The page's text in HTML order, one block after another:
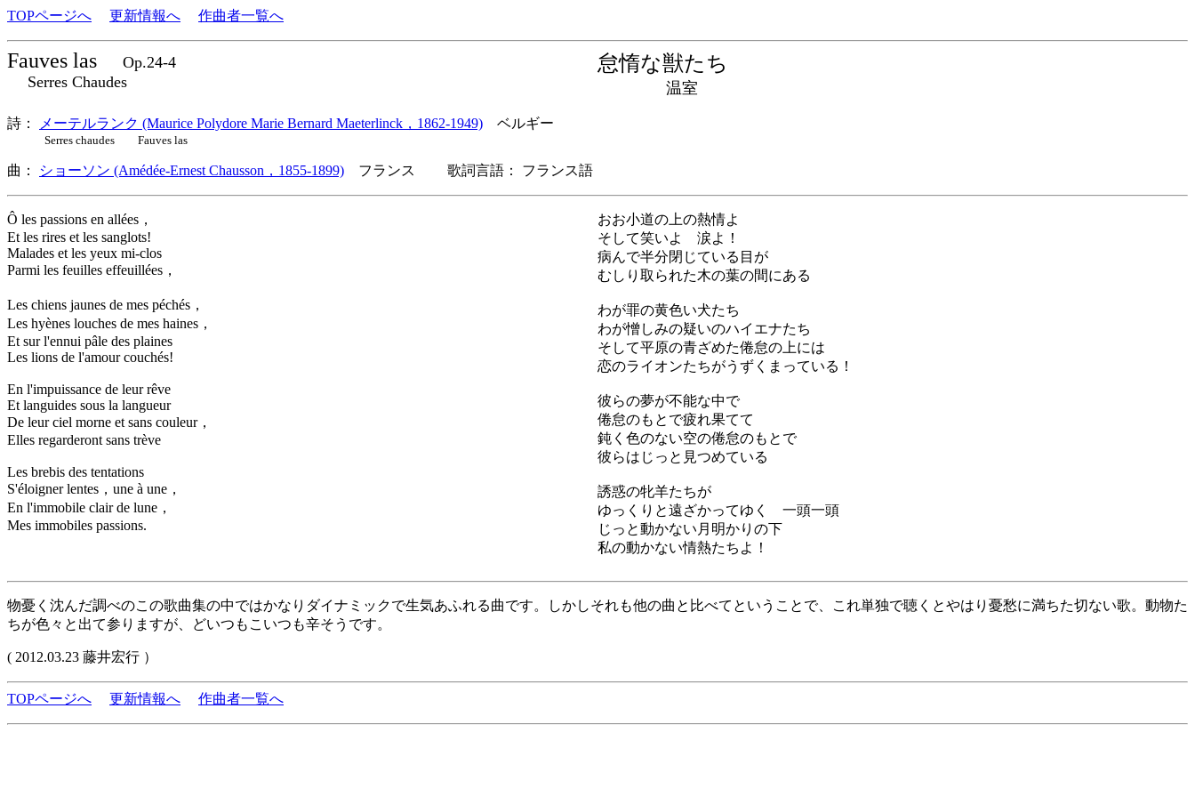
TOPページへ 更新情報へ 作曲者一覧へ
Fauves las
Op.24-4
Serres Chaudes
怠惰な獣たち
温室
詩： メーテルランク (Maurice Polydore Marie Bernard Maeterlinck，1862-1949) ベルギー
Serres chaudes Fauves las
曲： ショーソン (Amédée-Ernest Chausson，1855-1899) フランス 歌詞言語： フランス語
Ô les passions en allées，
Et les rires et les sanglots!
Malades et les yeux mi-clos
Parmi les feuilles effeuillées，
Les chiens jaunes de mes péchés，
Les hyènes louches de mes haines，
Et sur l'ennui pâle des plaines
Les lions de l'amour couchés!
En l'impuissance de leur rêve
Et languides sous la langueur
De leur ciel morne et sans couleur，
Elles regarderont sans trève
Les brebis des tentations
S'éloigner lentes，une à une，
En l'immobile clair de lune，
Mes immobiles passions.
おお小道の上の熱情よ
そして笑いよ 涙よ！
病んで半分閉じている目が
むしり取られた木の葉の間にある
わが罪の黄色い犬たち
わが憎しみの疑いのハイエナたち
そして平原の青ざめた倦怠の上には
恋のライオンたちがうずくまっている！
彼らの夢が不能な中で
倦怠のもとで疲れ果てて
鈍く色のない空の倦怠のもとで
彼らはじっと見つめている
誘惑の牝羊たちが
ゆっくりと遠ざかってゆく 一頭一頭
じっと動かない月明かりの下
私の動かない情熱たちよ！
物憂く沈んだ調べのこの歌曲集の中ではかなりダイナミックで生気あふれる曲です。しかしそれも他の曲と比べてということで、これ単独で聴くとやはり憂愁に満ちた切ない歌。動物た
ちが色々と出て参りますが、どいつもこいつも辛そうです。
( 2012.03.23 藤井宏行 ）
TOPページへ 更新情報へ 作曲者一覧へ